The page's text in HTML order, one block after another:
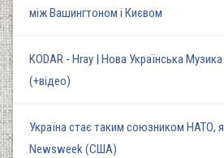
між Вашингтоном і Києвом
KODAR - Hray | Нова Українська Музика
(+відео)
Україна стає таким союзником НАТО,
Newsweek (США)